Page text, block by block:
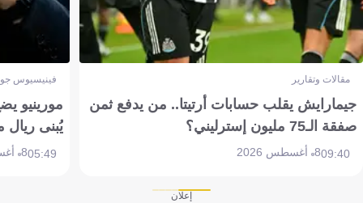
مقالات وتقارير
جيمارايش يقلب حسابات أرتيتا.. من يدفع ثمن
صفقة الـ75 مليون إسترليني؟
09:408 أغسطس 2026
فينيسيوس
مورينيو
يُبنى ريال
05:498 أغسطس 2026
إعلان